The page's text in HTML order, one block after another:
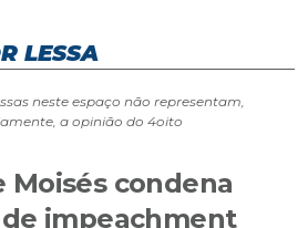
LESSA
neste espaço não representam,
a opinião do 4oito
Moisés condena
impeachment